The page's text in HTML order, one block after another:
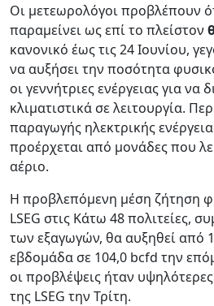
Οι μετεωρολόγοι προβλέπουν
παραμείνει ως επί το πλείστον
κανονικό έως τις 24 Ιουνίου,
να αυξήσει την ποσότητα
οι γεννήτριες ενέργειας για να
κλιματιστικά σε λειτουργία.
παραγωγής ηλεκτρικής
προέρχεται από μονάδες που
αέριο.
Η προβλεπόμενη μέση ζήτηση
LSEG στις Κάτω 48 πολιτείες,
των εξαγωγών, θα αυξηθεί από
εβδομάδα σε 104,0 bcfd την
οι προβλέψεις ήταν
της LSEG την Τρίτη.